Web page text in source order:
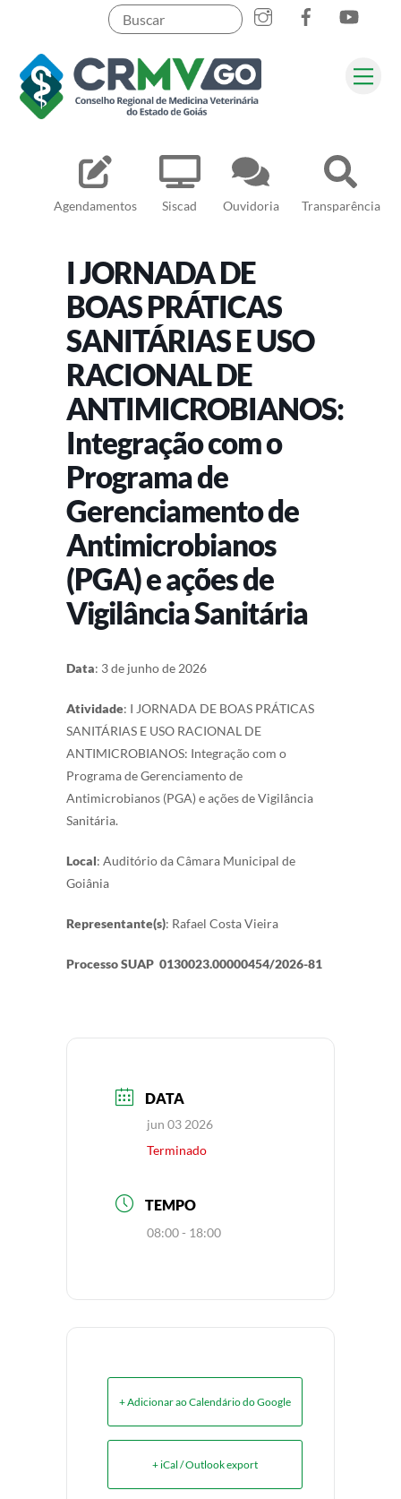
content
Agendamentos Siscad Ouvidoria Transparência
Pesquisar
I JORNADA DE
BOAS PRÁTICAS
SANITÁRIAS E USO
RACIONAL DE
ANTIMICROBIANOS:
Integração com o
Programa de
Gerenciamento de
Antimicrobianos
(PGA) e ações de
Vigilância Sanitária
Data: 3 de junho de 2026
Atividade: I JORNADA DE BOAS PRÁTICAS
SANITÁRIAS E USO RACIONAL DE
ANTIMICROBIANOS: Integração com o
Programa de Gerenciamento de
Antimicrobianos (PGA) e ações de Vigilância
Sanitária.
Local: Auditório da Câmara Municipal de
Goiânia
Representante(s): Rafael Costa Vieira
Processo SUAP 0130023.00000454/2026-81
DATA
jun 03 2026
Terminado
TEMPO
08:00 - 18:00
+ Adicionar ao Calendário do Google
+ iCal / Outlook export